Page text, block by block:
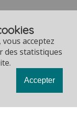
acceptez
des statistiques
Accepter